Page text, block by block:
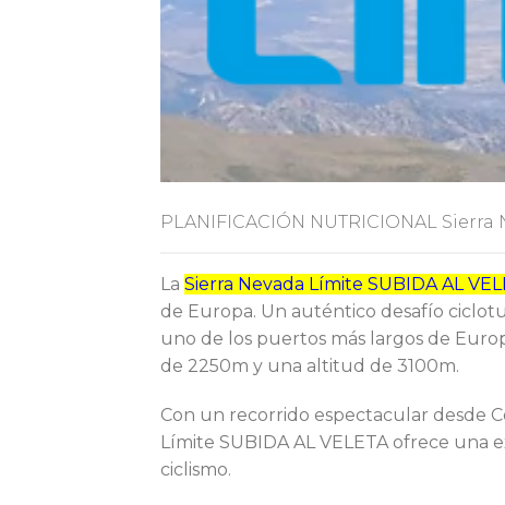
PLANIFICACIÓN NUTRICIONAL
La Sierra Nevada Límite SUBIDA AL
de Europa. Un auténtico desafío
uno de los puertos más largos de
de 2250m y una altitud de 3100m.
Con un recorrido espectacular desde
Límite SUBIDA AL VELETA ofrece una
ciclismo.